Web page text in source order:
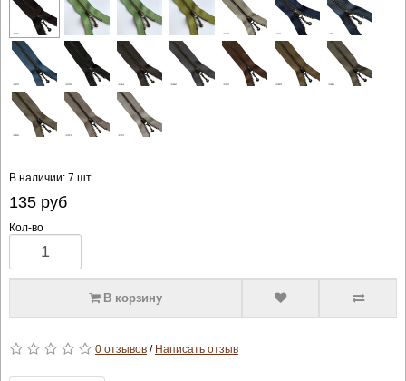
В наличии: 7 шт
135руб
Кол-во
В корзину
0 отзывов/ Написать отзыв